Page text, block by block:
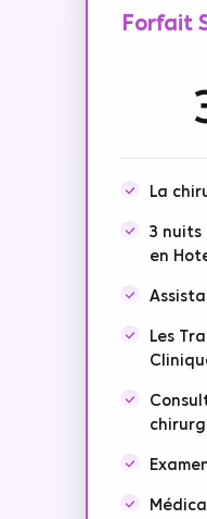
Forfait
La
3
en
Les